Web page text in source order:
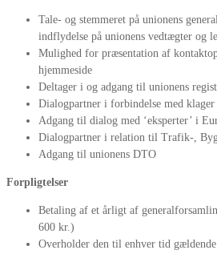
Tale- og stemmeret på unionens
indflydelse på unionens vedtægter og
Mulighed for præsentation af
hjemmeside
Deltager i og adgang til unionens
Dialogpartner i forbindelse med
Adgang til dialog med ‘eksperter’ i
Dialogpartner i relation til Trafik-,
Adgang til unionens DTO
Forpligtelser
Betaling af et årligt af
600 kr.)
Overholder den til enhver tid gældende